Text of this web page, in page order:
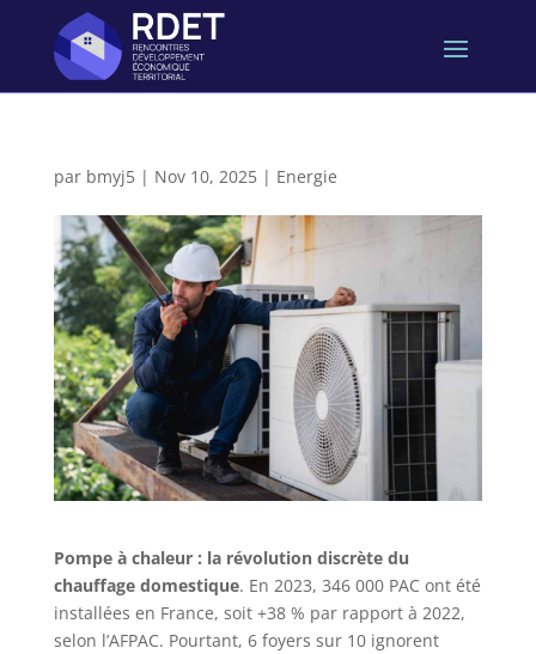
par bmyj5| Nov 10, 2025| Energie
Pompe à chaleur : la révolution discrète du
chauffage domestique. En 2023, 346 000 PAC ont été
installées en France, soit +38 % par rapport à 2022,
selon l’AFPAC. Pourtant, 6 foyers sur 10 ignorent